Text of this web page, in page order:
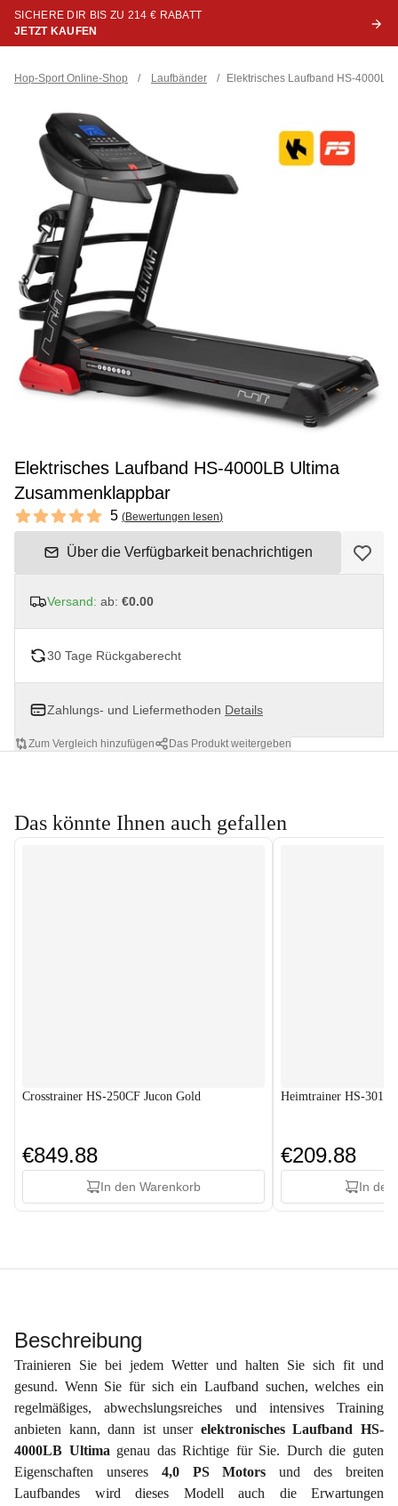
SICHERE DIR BIS ZU 214 € RABATT
JETZT KAUFEN
Hop-Sport Online-Shop / Laufbänder / Elektrisches Laufband HS-
Elektrisches Laufband HS-4000LB Ultima
Zusammenklappbar
Reviews
5 out of 5 stars 5 (Bewertungen lesen)
Über die Verfügbarkeit benachrichtigen
Versand: ab: €0.00
30 Tage Rückgaberecht
Zahlungs- und Liefermethoden Details
Zum Vergleich hinzufügen Das Produkt weitergeben
Das könnte Ihnen auch gefallen
Crosstrainer HS-250CF Jucon Gold
€849.88
In den Warenkorb
Heimtrainer HS-
€209.88
In den
Beschreibung
Trainieren Sie bei jedem Wetter und halten Sie sich fit und
gesund. Wenn Sie für sich ein Laufband suchen, welches ein
regelmäßiges, abwechslungsreiches und intensives Training
anbieten kann, dann ist unser elektronisches Laufband HS-
4000LB Ultima genau das Richtige für Sie. Durch die guten
Eigenschaften unseres 4,0 PS Motorsund des breiten
Laufbandes wird dieses Modell auch die Erwartungen